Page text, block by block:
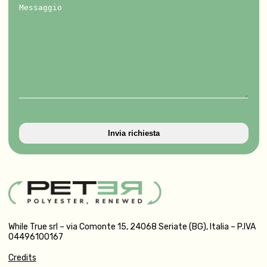
Messaggio
While True srl – via Comonte 15, 24068 Seriate (BG), Italia – P.IVA
04496100167
Credits